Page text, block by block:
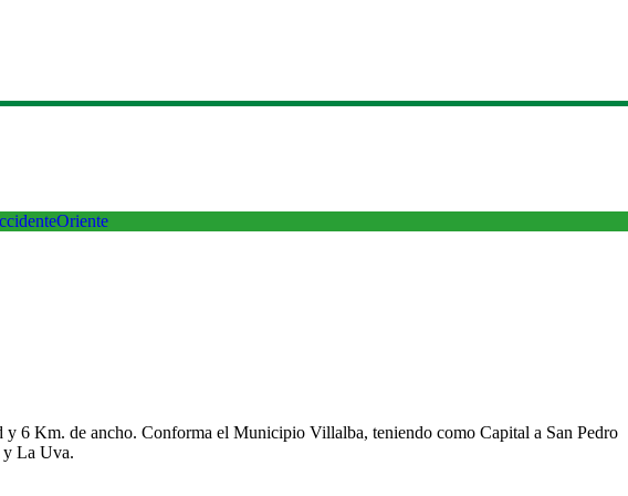
Oriente
y 6 Km. de ancho. Conforma el Municipio Villalba, teniendo como Capital a San Pedro
y La Uva.